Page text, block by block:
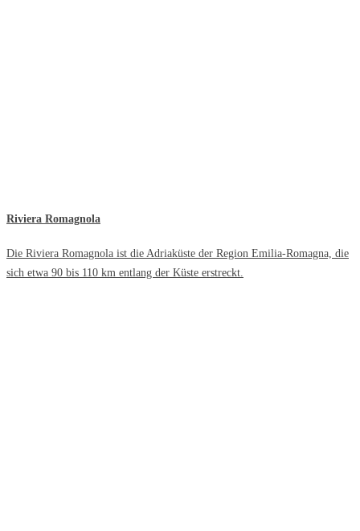
Riviera Romagnola
Die Riviera Romagnola ist die Adriaküste der Region Emilia-Romagna, die
sich etwa 90 bis 110 km entlang der Küste erstreckt.